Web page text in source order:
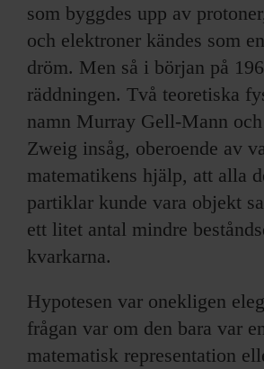
som byggdes upp av
och elektroner kändes som
dröm. Men så i början på
räddningen. Två teoretiska
namn Murray Gell-Mann
Zweig insåg, oberoende av
matematikens hjälp, att alla
partiklar kunde vara objekt
ett litet antal mindre
kvarkarna.
Hypotesen var onekligen
frågan var om den bara var
matematisk representation